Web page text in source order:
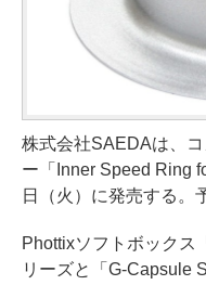
株式会社SAEDAは、
ー「Inner Speed Ring
日（火）に発売する。
Phottixソフトボックス
リーズと「G-Capsule